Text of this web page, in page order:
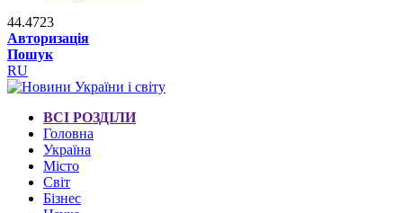
44.4723
Авторизація
Пошук
RU
ВСІ РОЗДІЛИ
Головна
Україна
Місто
Світ
Бізнес